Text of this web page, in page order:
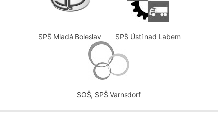
SPŠ Mladá Boleslav SPŠ Ústí nad Labem
SOŠ, SPŠ Varnsdorf